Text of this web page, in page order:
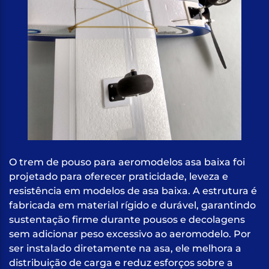
O trem de pouso para aeromodelos asa baixa foi
projetado para oferecer praticidade, leveza e
resistência em modelos de asa baixa. A estrutura é
fabricada em material rígido e durável, garantindo
sustentação firme durante pousos e decolagens
sem adicionar peso excessivo ao aeromodelo. Por
ser instalado diretamente na asa, ele melhora a
distribuição de carga e reduz esforços sobre a